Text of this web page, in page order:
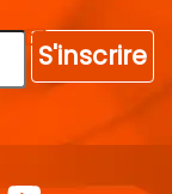
S'inscrire